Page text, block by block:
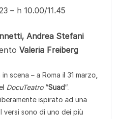
– h 10.00/11.45
Andrea Stefani
Valeria Freiberg
scena – a Roma il 31 marzo,
DocuTeatro“Suad”.
ispirato ad una
sono di uno dei più